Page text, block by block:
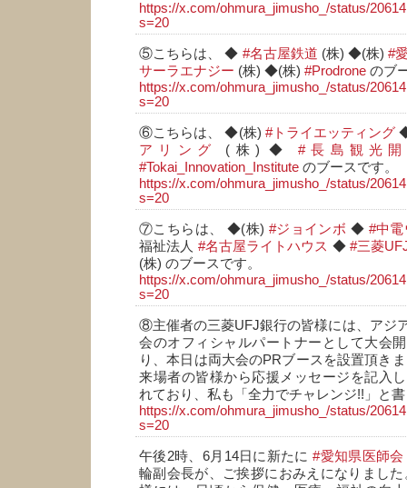
https://x.com/ohmura_jimusho_/status/
s=20
⑤こちらは、 ◆ #名古屋鉄道 (株) ◆(株)#
サーラエナジー (株) ◆(株) #Prodrone のブ
https://x.com/ohmura_jimusho_/status/
s=20
⑥こちらは、 ◆(株) #トライエッティング
アリング
(株) ◆ #長島観光
#Tokai_Innovation_Institute のブースです。
https://x.com/ohmura_jimusho_/status/
s=20
⑦こちらは、 ◆(株) #ジョインボ ◆ #中
福祉法人 #名古屋ライトハウス ◆ #三菱
(株) のブースです。
https://x.com/ohmura_jimusho_/status/
s=20
⑧主催者の三菱UFJ銀行の皆様には、アジ
会のオフィシャルパートナーとして大会
り、本日は両大会のPRブースを設置頂き
来場者の皆様から応援メッセージを記入
れており、私も「全力でチャレンジ!!」と
https://x.com/ohmura_jimusho_/status/
s=20
午後2時、6月14日に新たに#愛知県医師会
輪副会長が、ご挨拶におみえになりまし